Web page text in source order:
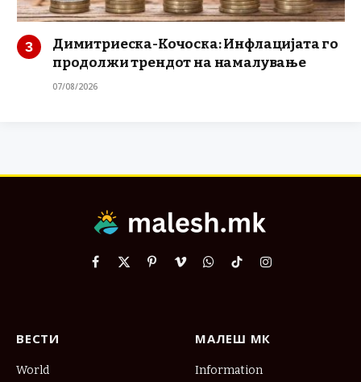
Димитриеска-Кочоска: Инфлацијата го
продолжи трендот на намалување
07/08/2026
Facebook
X
PinterestVimeoWhatsApp
TikTokInstagram
ВЕСТИ
World
МАЛЕШ МК
Information